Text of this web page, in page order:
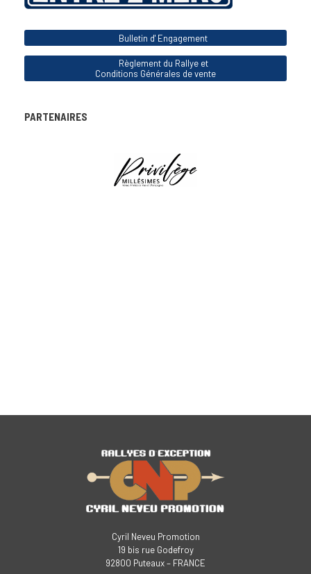
Bulletin d' Engagement
Règlement du Rallye et
Conditions Générales de vente
PARTENAIRES
Cyril Neveu Promotion
19 bis rue Godefroy
92800 Puteaux – FRANCE